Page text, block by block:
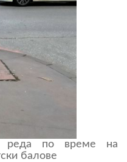
реда по време на
балове